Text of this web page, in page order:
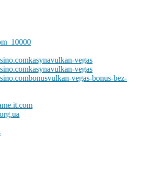
vegas
vegas
vegas-bonus-bez-